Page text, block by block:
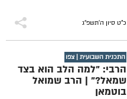
כ"ט סיון ה׳תשפ״ג
התכנית השבועית | צפו
הרבי: "למה הלב הוא בצד
שמאל?" | הרב שמואל
בוטמאן